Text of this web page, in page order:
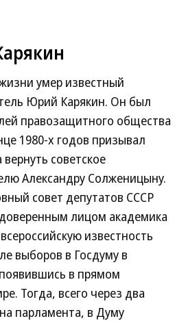
умер известный
Юрий Карякин. Он был
правозащитного общества
1980-х годов призывал
советское
Александру Солженицыну.
совет депутатов СССР
лицом академика
известность
выборов в Госдуму в
в прямом
Тогда, всего через два
парламента, в Думу